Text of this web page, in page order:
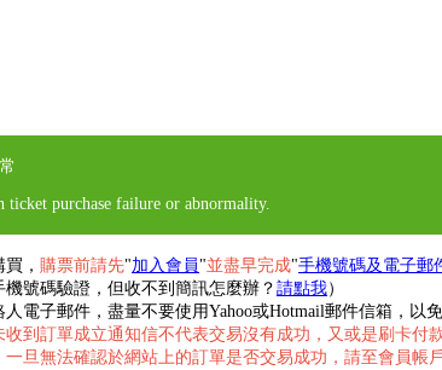
purchase failure or abnormality.
， 購票前請先"加入會員 "並盡早完成"手機號碼及電子郵
號碼驗證，但收不到簡訊怎麼辦？ 請點我）
電子郵件，盡量不要使用Yahoo或Hotmail郵件信箱，以
到訂單成立通知信不代表交易沒有成功，又或是刷卡
旦無法確認於網站上的訂單是否交易成功，請至會員帳